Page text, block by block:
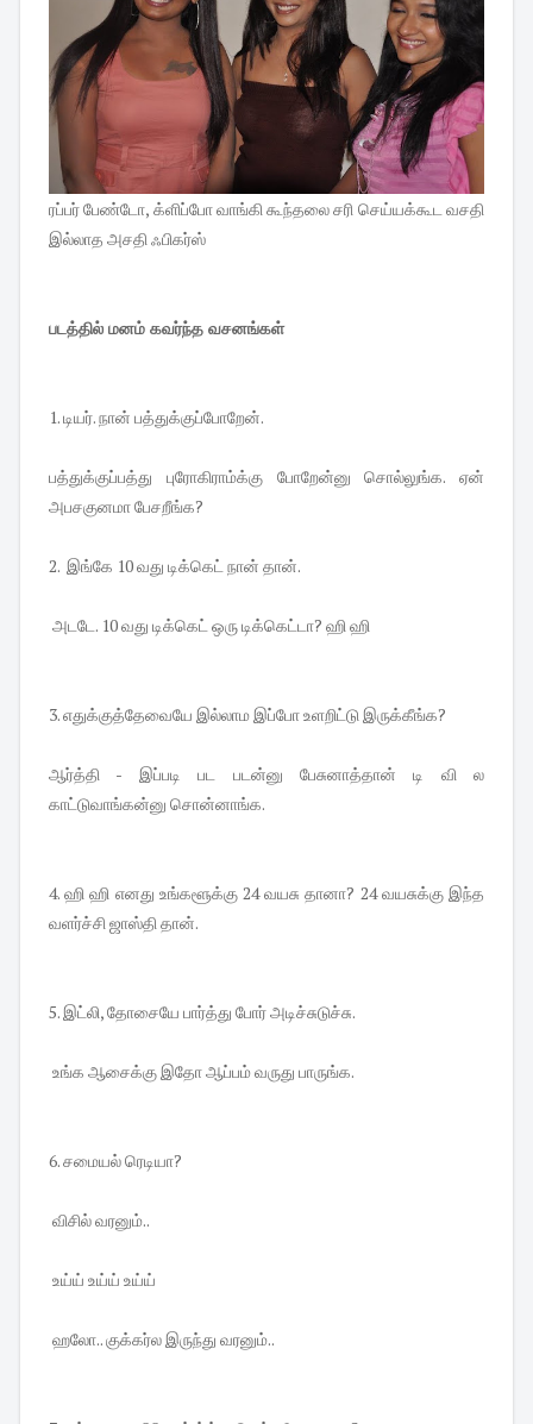
ரப்பர் பேண்டோ, க்ளிப்போ வாங்கி கூந்தலை சரி செய்யக்கூட வசதி
இல்லாத அசதி ஃபிகர்ஸ்
படத்தில் மனம் கவர்ந்த வசனங்கள்
1. டியர். நான் பத்துக்குப்போறேன்.
பத்துக்குப்பத்து புரோகிராம்க்கு போறேன்னு சொல்லுங்க. ஏன்
அபசகுனமா பேசறீங்க?
2. இங்கே 10 வது டிக்கெட் நான் தான்.
அடடே. 10 வது டிக்கெட் ஒரு டிக்கெட்டா? ஹி ஹி
3. எதுக்குத்தேவையே இல்லாம இப்போ உளறிட்டு இருக்கீங்க?
ஆர்த்தி - இப்படி பட படன்னு பேசுனாத்தான் டி வி ல
காட்டுவாங்கன்னு சொன்னாங்க.
4. ஹி ஹி எனது உங்களூக்கு 24 வயசு தானா? 24 வயசுக்கு இந்த
வளர்ச்சி ஜாஸ்தி தான்.
5. இட்லி, தோசையே பார்த்து போர் அடிச்சுடுச்சு.
உங்க ஆசைக்கு இதோ ஆப்பம் வருது பாருங்க.
6. சமையல் ரெடியா?
விசில் வரனும்..
உய்ய் உய்ய் உய்ய்
ஹலோ.. குக்கர்ல இருந்து வரனும்..